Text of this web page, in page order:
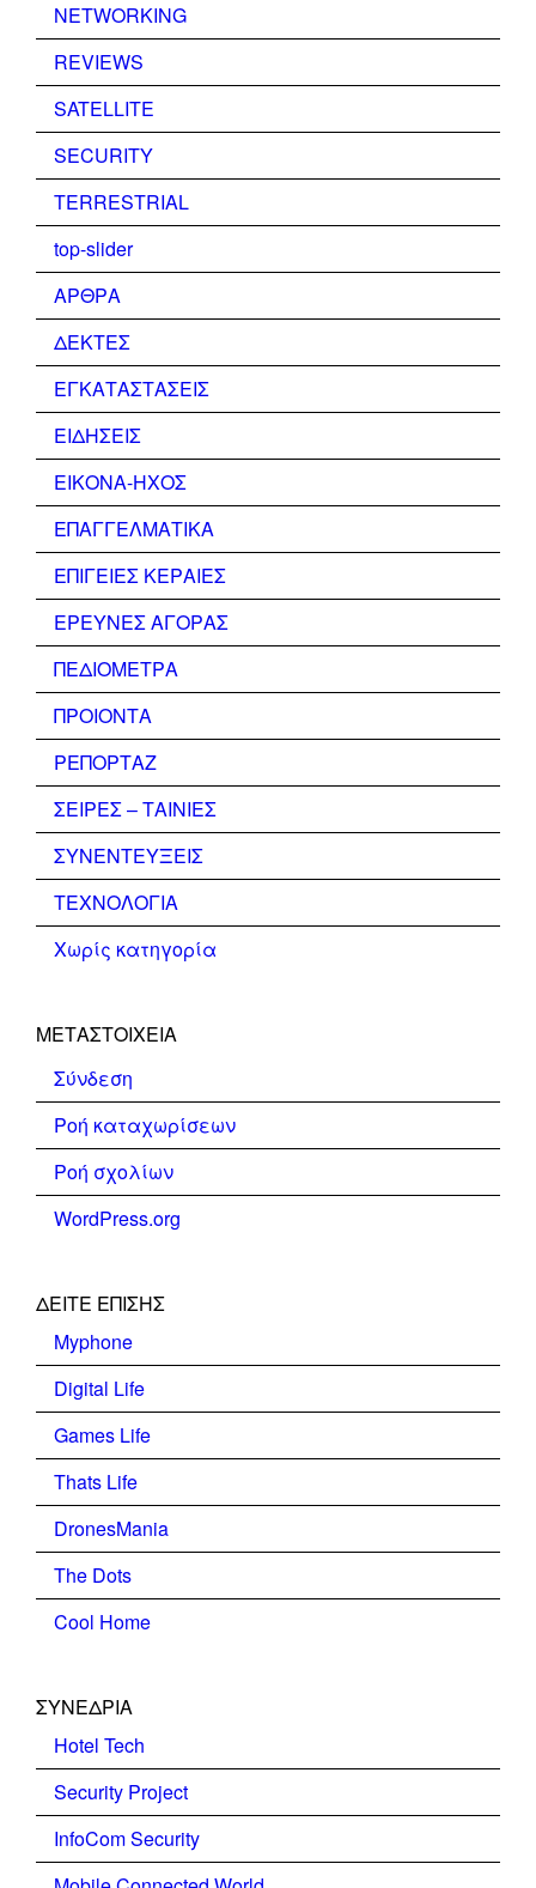
NETWORKING
REVIEWS
SATELLITE
SECURITY
TERRESTRIAL
top-slider
ΑΡΘΡΑ
ΔΕΚΤΕΣ
ΕΓΚΑΤΑΣΤΑΣΕΙΣ
ΕΙΔΗΣΕΙΣ
ΕΙΚΟΝΑ-ΗΧΟΣ
ΕΠΑΓΓΕΛΜΑΤΙΚΑ
ΕΠΙΓΕΙΕΣ ΚΕΡΑΙΕΣ
ΕΡΕΥΝΕΣ ΑΓΟΡΑΣ
ΠΕΔΙΟΜΕΤΡΑ
ΠΡΟΙΟΝΤΑ
ΡΕΠΟΡΤΑΖ
ΣΕΙΡΕΣ – ΤΑΙΝΙΕΣ
ΣΥΝΕΝΤΕΥΞΕΙΣ
ΤΕΧΝΟΛΟΓΙΑ
Χωρίς κατηγορία
ΜΕΤΑΣΤΟΙΧΕΊΑ
Σύνδεση
Ροή καταχωρίσεων
Ροή σχολίων
WordPress.org
ΔΕΊΤΕ ΕΠΊΣΗΣ
Myphone
Digital Life
Games Life
Thats Life
DronesMania
The Dots
Cool Home
ΣΥΝΕΔΡΙΑ
Hotel Tech
Security Project
InfoCom Security